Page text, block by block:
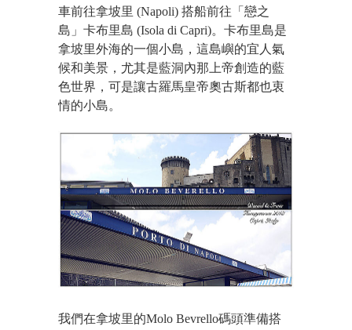
車前往拿坡里 (Napoli) 搭船前往「戀之
島」卡布里島 (Isola di Capri)。卡布里島是
拿坡里外海的一個小島，這島嶼的宜人氣
候和美景，尤其是藍洞內那上帝創造的藍
色世界，可是讓古羅馬皇帝奧古斯都也衷
情的小島。
我們在拿坡里的Molo Bevrello碼頭準備搭